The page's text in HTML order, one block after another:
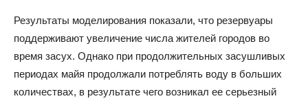
Результаты моделирования показали, что резервуары
поддерживают увеличение числа жителей городов во
время засух. Однако при продолжительных засушливых
периодах майя продолжали потреблять воду в больших
количествах, в результате чего возникал ее серьезный